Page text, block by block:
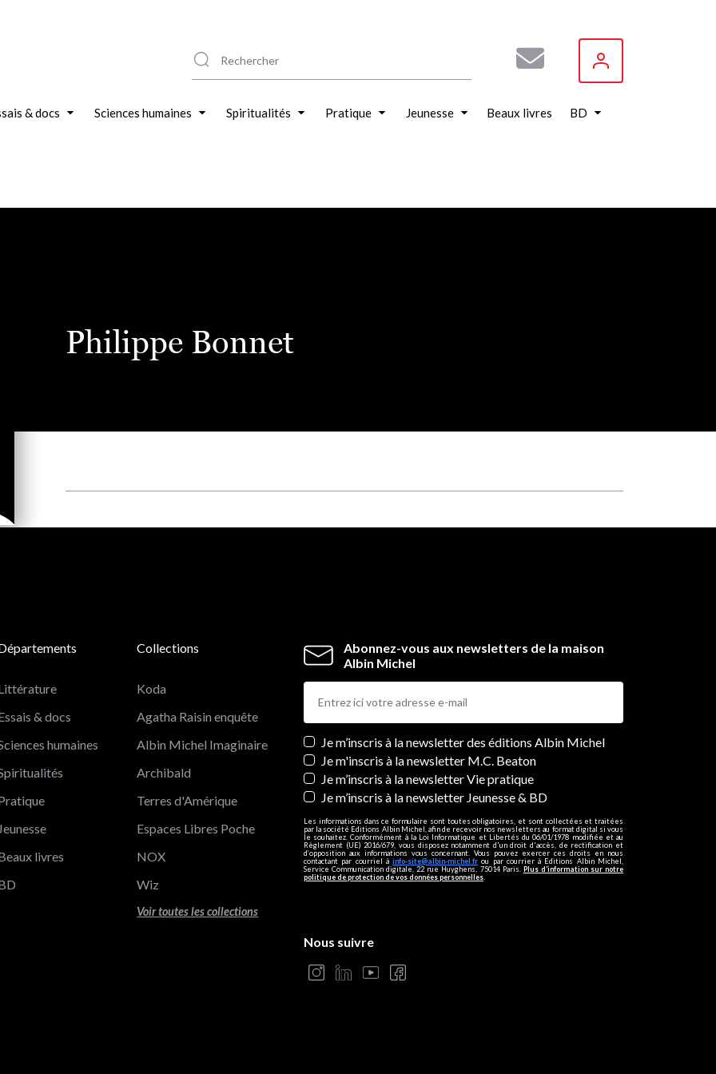
& docs Sciences humaines Spiritualités Pratique Jeunesse Beaux livres BD
Philippe Bonnet
Abonnez-vous aux newsletters de la maison
Albin Michel
Newsletters
Je m’inscris à la newsletter des éditions Albin Michel
Je m'inscris à la newsletter M.C. Beaton
Je m’inscris à la newsletter Vie pratique
Je m’inscris à la newsletter Jeunesse & BD
Les informations dans ce formulaire sont toutes obligatoires, et sont collectées et traitées
par la société Editions Albin Michel, afin de recevoir nos newsletters au format digital si vous
le souhaitez. Conformément à la Loi Informatique et Libertés du 06/01/1978 modifiée et au
Règlement (UE) 2016/679, vous disposez notamment d'un droit d'accès, de rectification et
d’opposition aux informations vous concernant. Vous pouvez exercer ces droits en nous
contactant par courriel àinfo-site@albin-michel.fr ou par courrier à Editions Albin Michel,
Service Communication digitale, 22 rue Huyghens, 75014 Paris. Plus d’information sur notre
politique de protection de vos données personnelles
& docs
humaines
Jeunesse
livres
Collections
Koda
Agatha Raisin enquête
Albin Michel Imaginaire
Archibald
Terres d'Amérique
Espaces Libres Poche
NOX
Wiz
Voir toutes les collections
Nous suivre